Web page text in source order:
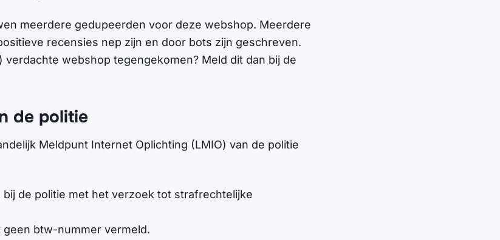
meerdere gedupeerden voor deze webshop. Meerdere
recensies nep zijn en door bots zijn geschreven.
verdachte webshop tegengekomen? Meld dit dan bij de
de politie
Meldpunt Internet Oplichting (LMIO) van de politie
bij de politie met het verzoek tot strafrechtelijke
btw-nummer vermeld.